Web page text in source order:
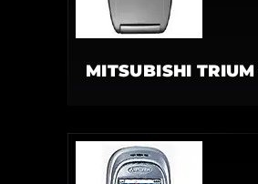
MITSUBISHI